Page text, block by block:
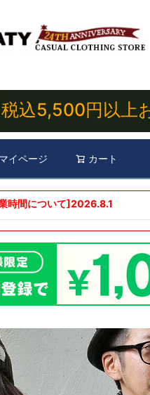
税込5,500円以上
マイページ カート
時間について]2026.8.1